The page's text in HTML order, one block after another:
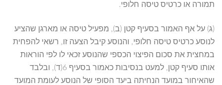
תמורה או כרטיס טיסה חלופי.
(ג) על אף האמור בסעיף קטן (ב), מפעיל טיסה או מארגן שהציע
לנוסע כרטיס טיסה חלופי, והנוסע קיבל הצעה זו, רשאי להפחית
במחצית את סכום הפיצוי הכספי שהנוסע זכאי לו לפי הוראות
אותו סעיף קטן, למעט בנסיבות כאמור בסעיף 6(ד), ובלבד
שהאיחור במועד הנחיתה ביעד הסופי של הנוסע לעומת המועד